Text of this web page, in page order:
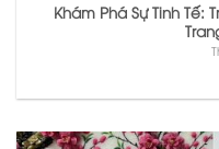
Khám Phá Sự Tinh